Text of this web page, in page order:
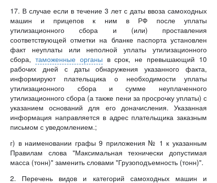
17. В случае если в течение 3 лет с даты ввоза самоходных
машин и прицепов к ним в РФ после уплаты
утилизационного сбора и (или) проставления
соответствующей отметки на бланке паспорта установлен
факт неуплаты или неполной уплаты утилизационного
сбора,таможенные органы в срок, не превышающий 10
рабочих дней с даты обнаружения указанного факта,
информируют плательщика о необходимости уплаты
утилизационного сбора и сумме неуплаченного
утилизационного сбора (а также пени за просрочку уплаты) с
указанием оснований для его доначисления. Указанная
информация направляется в адрес плательщика заказным
письмом с уведомлением.;
г) в наименовании графы 9 приложения № 1 к указанным
Правилам слова "Максимальная технически допустимая
масса (тонн)" заменить словами "Грузоподъемность (тонн)".
2. Перечень видов и категорий самоходных машин и